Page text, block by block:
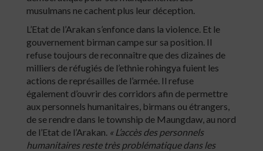
musulmans ne cachent plus leur déception.
L’Etat de l’Arakan s’enfonce dans la violence. Et le
gouvernement birman campe sur sa position. Il
refuse toujours de reconnaître que des dizaines de
milliers de réfugiés de l’ethnie rohingya fuient les
actions de représailles de l’armée. Il refuse
également d’ouvrir des corridors afin de permettre
aux personnels humanitaires, birmans ou étrangers,
de se rendre dans le township de Maungdaw, au nord
de l’Etat de l’Arakan. « L’accès des personnels
humanitaires reste très problématique dans les